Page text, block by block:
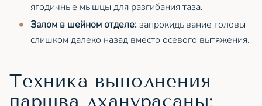
ягодичные мышцы для разгибания таза.
Залом в шейном отделе:запрокидывание головы
слишком далеко назад вместо осевого вытяжения.
Техника выполнения
паршва дханурасаны: